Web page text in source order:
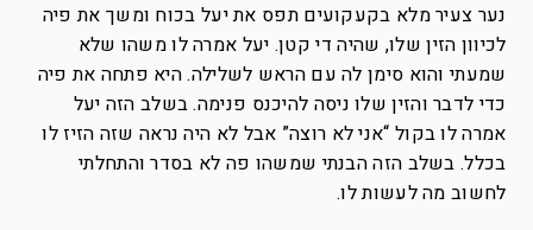
נער צעיר מלא בקעקועים תפס את יעל בכוח ומשך את פיה
לכיוון הזין שלו, שהיה די קטן. יעל אמרה לו משהו שלא
שמעתי והוא סימן לה עם הראש לשלילה. היא פתחה את פיה
כדי לדבר והזין שלו ניסה להיכנס פנימה. בשלב הזה יעל
אמרה לו בקול “אני לא רוצה” אבל לא היה נראה שזה הזיז לו
בכלל. בשלב הזה הבנתי שמשהו פה לא בסדר והתחלתי
לחשוב מה לעשות לו.